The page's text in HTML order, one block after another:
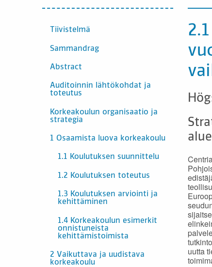
INNEHÅLL
Tiivistelmä
Sammandrag
Abstract
Auditoinnin lähtökohdat ja
toteutus
Korkeakoulun organisaatio ja
strategia
1 Osaamista luova korkeakoulu
1.1 Koulutuksen suunnittelu
1.2 Koulutuksen toteutus
1.3 Koulutuksen arviointi ja
kehittäminen
1.4 Korkeakoulun esimerkit
onnistuneista
kehittämistoimista
2 Vaikuttava ja uudistava
korkeakoulu
uutta